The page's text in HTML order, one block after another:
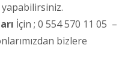
yapabilirsiniz.
İçin ; 0 554 570 11 05 –
bizlere